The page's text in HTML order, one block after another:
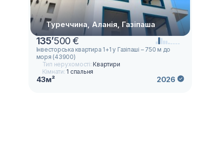
Туреччина, Аланія, Газіпаша
135’500 €
Інвесторська квартира 1+1 у Газіпаші – 750 м до
моря (43900)
Тип нерухомості:Квартири
Кімнати: 1 спальня
43м² 2026